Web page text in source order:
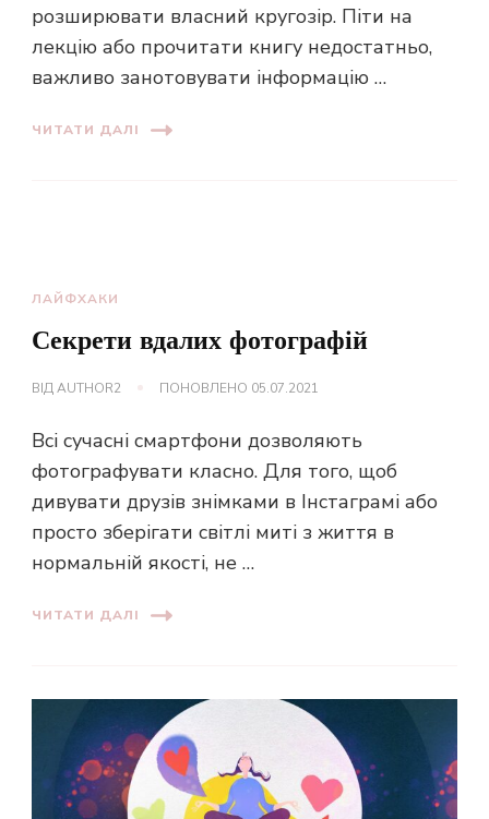
розширювати власний кругозір. Піти на
лекцію або прочитати книгу недостатньо,
важливо занотовувати інформацію …
ЧИТАТИ ДАЛІ
ЛАЙФХАКИ
Секрети вдалих фотографій
ВІДAUTHOR2 ПОНОВЛЕНО 05.07.2021
Всі сучасні смартфони дозволяють
фотографувати класно. Для того, щоб
дивувати друзів знімками в Інстаграмі або
просто зберігати світлі миті з життя в
нормальній якості, не …
ЧИТАТИ ДАЛІ